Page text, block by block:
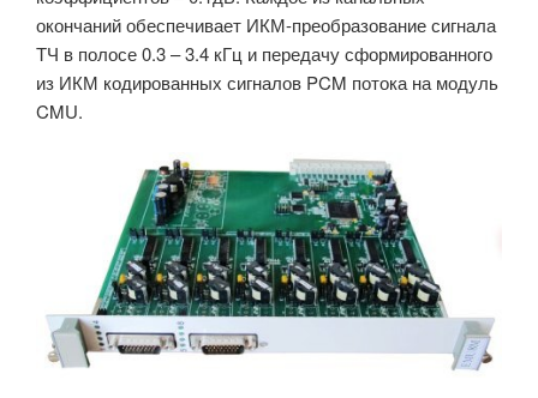
окончаний обеспечивает ИКМ-преобразование сигнала
ТЧ в полосе 0.3 – 3.4 кГц и передачу сформированного
из ИКМ кодированных сигналов PCM потока на модуль
CMU.